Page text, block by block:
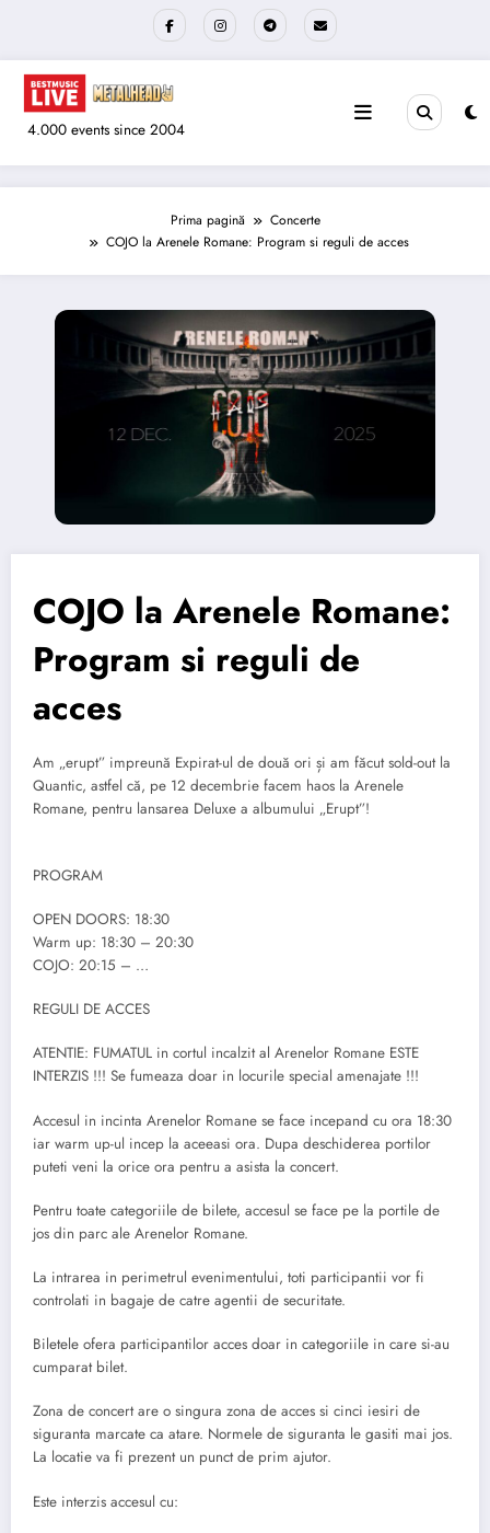
4.000 events since 2004
Prima pagină
Concerte
COJO la Arenele Romane: Program si reguli de acces
COJO la Arenele Romane:
Program si reguli de
acces
Am „erupt” impreună Expirat-ul de două ori și am făcut sold-out la
Quantic, astfel că, pe 12 decembrie facem haos la Arenele
Romane, pentru lansarea Deluxe a albumului „Erupt”!
PROGRAM
OPEN DOORS: 18:30
Warm up: 18:30 – 20:30
COJO: 20:15 – …
REGULI DE ACCES
ATENTIE: FUMATUL in cortul incalzit al Arenelor Romane ESTE
INTERZIS !!! Se fumeaza doar in locurile special amenajate !!!
Accesul in incinta Arenelor Romane se face incepand cu ora 18:30
iar warm up-ul incep la aceeasi ora. Dupa deschiderea portilor
puteti veni la orice ora pentru a asista la concert.
Pentru toate categoriile de bilete, accesul se face pe la portile de
jos din parc ale Arenelor Romane.
La intrarea in perimetrul evenimentului, toti participantii vor fi
controlati in bagaje de catre agentii de securitate.
Biletele ofera participantilor acces doar in categoriile in care si-au
cumparat bilet.
Zona de concert are o singura zona de acces si cinci iesiri de
siguranta marcate ca atare. Normele de siguranta le gasiti mai jos.
La locatie va fi prezent un punct de prim ajutor.
Este interzis accesul cu: